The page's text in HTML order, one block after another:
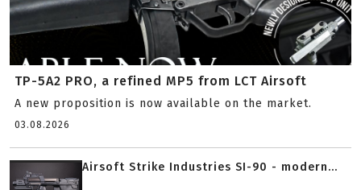
TP-5A2 PRO, a refined MP5 from LCT Airsoft
A new proposition is now available on the market.
03.08.2026
Airsoft Strike Industries SI-90 - modern...